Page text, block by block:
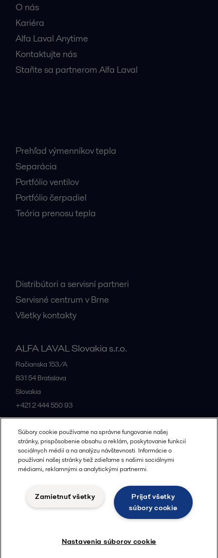
O nás
Kariéra
Alfa Laval Anytime
Kontaktujte nás
Staňte sa partnerom Alfa Laval
Prehľad výmenníkov tepla
Separácia
Portfólio ventilov
Portfólio čerpadiel
Teória prenosu tepla
Distribútori a servisní partneri
Servisné centrum v Brne
Všetky kontakty
ALFA LAVAL Slovakia s.r.o.
Račianska 153/A
831 54 Bratislava
Slovakia
+421 2 444 550 93
All offices and partners
© 2015-2026, ALFA LAVAL
Zásady používania súborov cookie
Pravidlá používania sociálnych sietí
Právne podmienky
Súbory cookie používame na správne fungovanie našej
stránky, prispôsobenie obsahu a reklám, poskytovanie funkcií
sociálnych médií a na analýzu návštevnosti. Informácie o
používaní našej stránky tiež zdieľame s našimi sociálnymi
médiami, reklamnými a analytickými partnermi.
Prijať všetky
súbory cookie
Zamietnuť všetky
Nastavenia súborov cookie